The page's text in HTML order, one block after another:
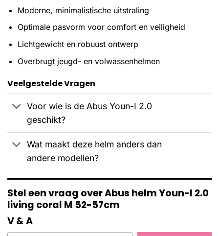
Moderne, minimalistische uitstraling
Optimale pasvorm voor comfort en veiligheid
Lichtgewicht en robuust ontwerp
Overbrugt jeugd- en volwassenhelmen
Veelgestelde Vragen
Voor wie is de Abus Youn-I 2.0
geschikt?
Wat maakt deze helm anders dan
andere modellen?
Stel een vraag over Abus helm Youn-I 2.0
living coral M 52-57cm
V & A